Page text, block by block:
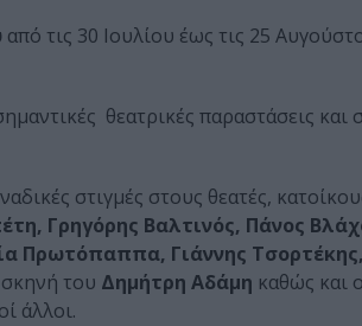
από τις 30 Ιουλίου έως τις 25
θεατρικές παραστάσεις και
στιγμές στους θεατές,
Γρηγόρης Βαλτινός, Πάνος
Πρωτόπαππα, Γιάννης Τσορτέκης,
του Δημήτρη Αδάμη καθώς και
άλλοι.